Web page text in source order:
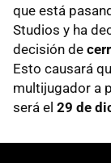
que está
Studios y ha
decisión de
Esto causará
multijugador a
será el 29 de